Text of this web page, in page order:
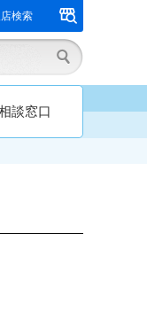
検索
談窓口